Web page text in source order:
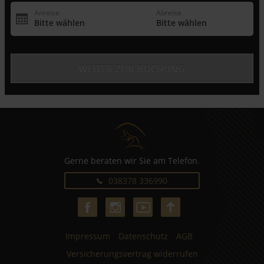
Gerne beraten wir Sie am Telefon.
038378 336990
Impressum Datenschutz
AGB
Versicherungsvertrag widerrufen